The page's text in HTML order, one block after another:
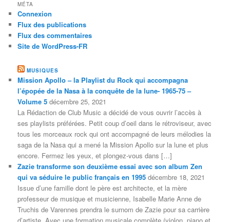
MÉTA
Connexion
Flux des publications
Flux des commentaires
Site de WordPress-FR
MUSIQUES
Mission Apollo – la Playlist du Rock qui accompagna
l’épopée de la Nasa à la conquête de la lune- 1965-75 –
Volume 5 décembre 25, 2021
La Rédaction de Club Music a décidé de vous ouvrir l’accès à
ses playlists préférées. Petit coup d’oeil dans le rétroviseur, avec
tous les morceaux rock qui ont accompagné de leurs mélodies la
saga de la Nasa qui a mené la Mission Apollo sur la lune et plus
encore. Fermez les yeux, et plongez-vous dans […]
Zazie transforme son deuxième essai avec son album Zen
qui va séduire le public français en 1995 décembre 18, 2021
Issue d’une famille dont le père est architecte, et la mère
professeur de musique et musicienne, Isabelle Marie Anne de
Truchis de Varennes prendra le surnom de Zazie pour sa carrière
d’artiste. Avec une formation musicale complète (violon, piano et